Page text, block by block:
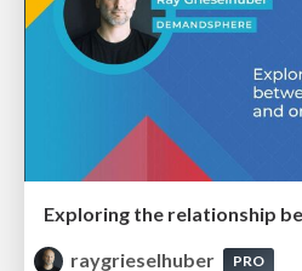
raygrieselhuber
PRO